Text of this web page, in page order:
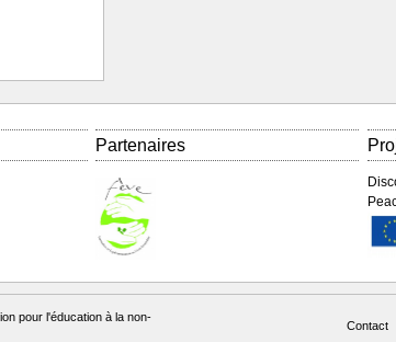
Partenaires
pour l'éducation à la non-
Contact